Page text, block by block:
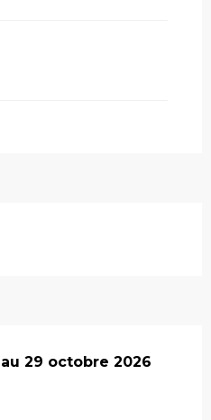
au 29 octobre 2026
au 29 octobre 2026